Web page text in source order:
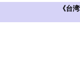
《台